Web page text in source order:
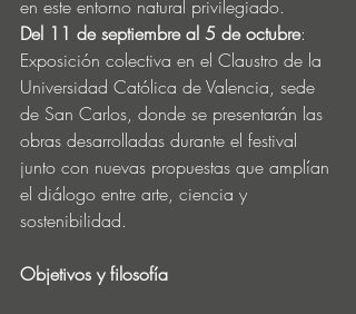
en este entorno natural privilegiado.
Del 11 de septiembre al 5 de octubre:
Exposición colectiva en el Claustro de la
Universidad Católica de Valencia, sede
de San Carlos, donde se presentarán las
obras desarrolladas durante el festival
junto con nuevas propuestas que amplían
el diálogo entre arte, ciencia y
sostenibilidad.
Objetivos y filosofía